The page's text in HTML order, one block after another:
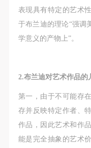
表现具有特定的艺术
于布兰迪的理论“强调
学意义的产物上”。
2.布兰迪对艺术作品的
第一，由于不可能存
存并反映特定作者、
作品，因此艺术和作
能是完全抽象的艺术